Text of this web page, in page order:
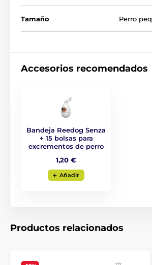
Raza: Bulldog francés, Jack Russell
Tamaño Perro
Accesorios recomendados
Bandeja Reedog Senza
+ 15 bolsas para
excrementos de perro
1,20 €
Aňadir
Productos relacionados